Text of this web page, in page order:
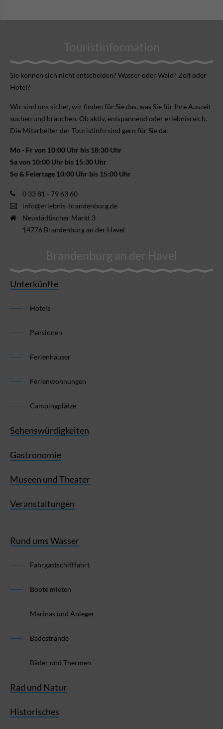
Touristinformation
Sie können sich nicht ent­scheiden? Wasser oder Wald? Zelt oder
Hotel?
Wir sind uns sicher, wir finden für Sie das, was Sie für Ihre Aus­zeit
suchen und brauchen. Ob aktiv, ent­spannend oder erlebnis­reich.
Die Mitarbeiter der Touristinfo sind gern für Sie da:
Mo - Fr von 10:00 Uhr bis 18:30 Uhr
Sa von 10:00 Uhr bis 15:30 Uhr
So & Feiertage 10:00 Uhr bis 15:00 Uhr
0 33 81 - 79 63 60
info@erlebnis-brandenburg.de
Neustädtischer Markt 3
14776 Brandenburg an der Havel
Brandenburg an der Havel
Unterkünfte
Hotels
Pensionen
Ferienhäuser
Ferienwohnungen
Campingplätze
Sehenswürdigkeiten
Gastronomie
Museen und Theater
Veranstaltungen
Rund ums Wasser
Fahrgastschifffahrt
Boote mieten
Marinas und Anleger
Badestrände
Bäder und Thermen
Rad und Natur
Historisches